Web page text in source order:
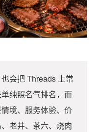
会把 Threads 上常
纯照名气排名，而
境、服务体验、价
老井、茶六、烧肉